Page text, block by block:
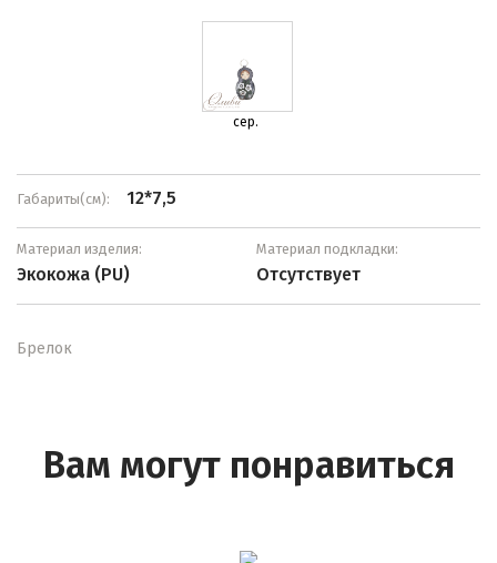
сер.
Габариты(см): 12*7,5
Материал изделия:
Экокожа (PU)
Материал подкладки:
Отсутствует
Брелок
Вам могут понравиться